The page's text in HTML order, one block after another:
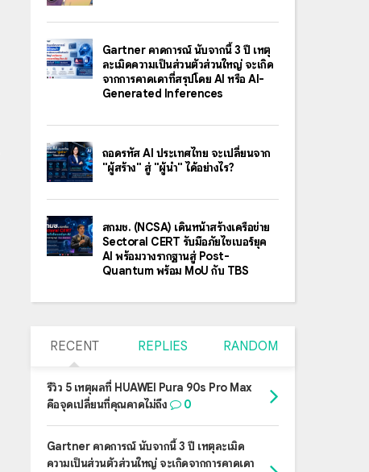
Gartner คาดการณ์ นับจากนี้ 3 ปี เหตุ
ละเมิดความเป็นส่วนตัวส่วนใหญ่ จะเกิด
จากการคาดเดาที่สรุปโดย AI หรือ AI-
Generated Inferences
ถอดรหัส AI ประเทศไทย จะเปลี่ยนจาก
"ผู้สร้าง" สู่ "ผู้นำ" ได้อย่างไร?
สกมช. (NCSA) เดินหน้าสร้างเครือข่าย
Sectoral CERT รับมือภัยไซเบอร์ยุค
AI พร้อมวางรากฐานสู่ Post-
Quantum พร้อม MoU กับ TBS
RECENT REPLIES RANDOM
รีวิว 5 เหตุผลที่ HUAWEI Pura 90s Pro Max
คือจุดเปลี่ยนที่คุณคาดไม่ถึง
0
Gartner คาดการณ์ นับจากนี้ 3 ปี เหตุละเมิด
ความเป็นส่วนตัวส่วนใหญ่ จะเกิดจากการคาดเดา